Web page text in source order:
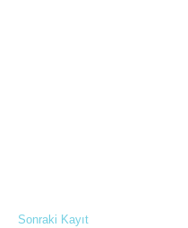
Sonraki Kayıt